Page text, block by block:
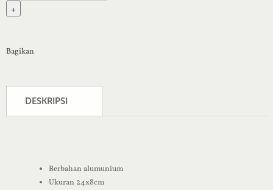
+
Bagikan
DESKRIPSI
Berbahan alumunium
Ukuran 24x8cm